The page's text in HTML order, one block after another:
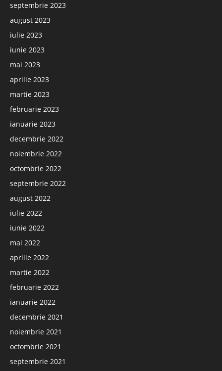
septembrie 2023
august 2023
iulie 2023
iunie 2023
mai 2023
aprilie 2023
martie 2023
februarie 2023
ianuarie 2023
decembrie 2022
noiembrie 2022
octombrie 2022
septembrie 2022
august 2022
iulie 2022
iunie 2022
mai 2022
aprilie 2022
martie 2022
februarie 2022
ianuarie 2022
decembrie 2021
noiembrie 2021
octombrie 2021
septembrie 2021